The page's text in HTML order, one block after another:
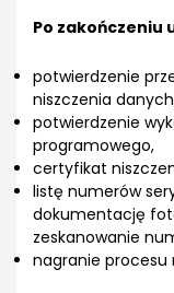
Po zakończeniu
potwierdzenie
niszczenia
potwierdzenie
programowego,
certyfikat
listę numerów
dokumentację
zeskanowanie
nagranie procesu